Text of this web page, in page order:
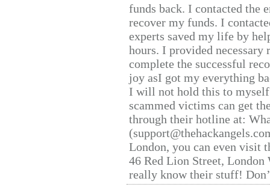
funds back. I contacted the
recover my funds. I
experts saved my life by
hours. I provided
complete the successful
joy asI got my everything
I will not hold this to
scammed victims can get
through their hotline at:
London, you can even visit
46 Red Lion Street, London
really know their stuff!